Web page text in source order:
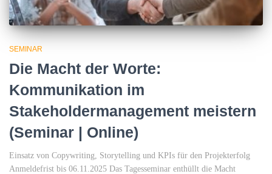
SEMINAR
Die Macht der Worte:
Kommunikation im
Stakeholdermanagement meistern
(Seminar | Online)
Einsatz von Copywriting, Storytelling und KPIs für den Projekterfolg
Anmeldefrist bis 06.11.2025 Das Tagesseminar enthüllt die Macht